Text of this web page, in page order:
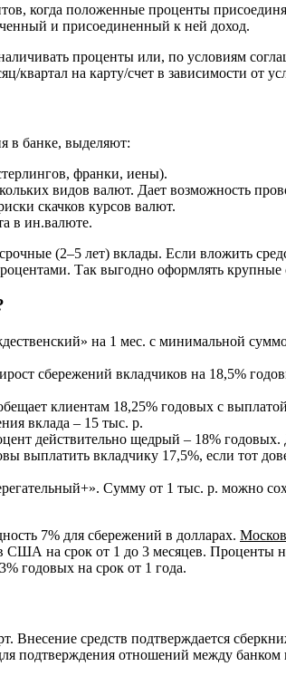
когда положенные проценты
и присоединенный к ней доход.
проценты или, по условиям
на карту/счет в зависимости от
в банке, выделяют:
франки, иены).
видов валют. Дает возможность
скачков курсов валют.
в ин.валюте.
(2–5 лет) вклады. Если вложить
Так выгодно оформлять крупные
на 1 мес. с минимальной
сбережений вкладчиков на 18,5%
клиентам 18,25% годовых с
вклада – 15 тыс. р.
действительно щедрый – 18% годовых.
выплатить вкладчику 17,5%, если тот
Сумму от 1 тыс. р. можно
7% для сбережений в долларах.
США на срок от 1 до 3 месяцев. Проценты
годовых на срок от 1 года.
Внесение средств подтверждается
подтверждения отношений между